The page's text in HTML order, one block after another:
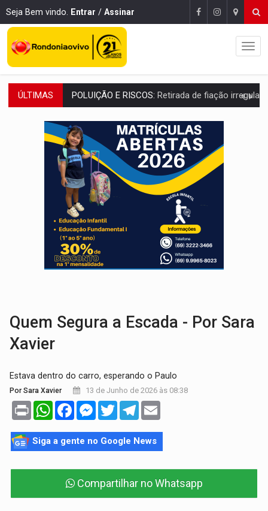
Seja Bem vindo. Entrar / Assinar
ÚLTIMAS VÍDEO:Armado com machado, homem ameaça matar sobrinha grávida e
TRIBUNAL DO CRIME:Homem é espancado por facção criminosa
VÍDEO:Perseguição é registrada no shopping após colombiana furtar
LUDOPATIA: Apostas online começam a afetar produtividade e rotina
REFLORESTAMENTO: Plantar árvores não será mais suficiente para
OVNIS NA LUA: Cientistas alertam para possível base secreta no satélite
ACABOU COM PEUGEOT:Incêndio destrói carro que era rebocado para oficina
VÍDEO:Ladrão é filmado furtando moto na frente do bar
Quem Segura a Escada - Por Sara
Xavier
Estava dentro do carro, esperando o Paulo
Por Sara Xavier 13 de Junho de 2026 às 08:38
Print WhatsAppFacebookMessenger
TwitterTelegram
Siga a gente no Google News
Compartilhar no Whatsapp